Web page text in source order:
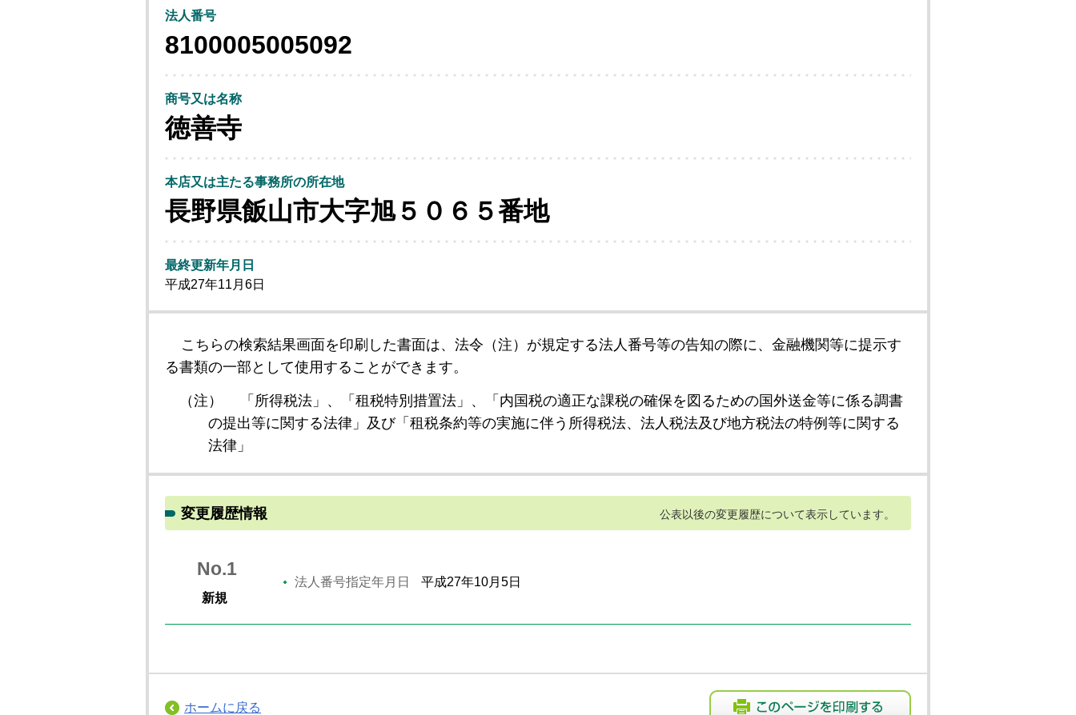
法人番号
8100005005092
商号又は名称
徳善寺
本店又は主たる事務所の所在地
長野県飯山市大字旭５０６５番地
最終更新年月日
平成27年11月6日
こちらの検索結果画面を印刷した書面は、法令（注）が規定する法人番号等の告知の際に、金融機関等に提示す
る書類の一部として使用することができます。
（注）
「所得税法」、「租税特別措置法」、「内国税の適正な課税の確保を図るための国外送金等に係る調書
の提出等に関する法律」及び「租税条約等の実施に伴う所得税法、法人税法及び地方税法の特例等に関する
法律」
変更履歴情報 公表以後の変更履歴について表示しています。
No.1
新規
法人番号指定年月日 平成27年10月5日
ホームに戻る